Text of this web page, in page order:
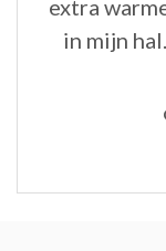
extra
in mijn